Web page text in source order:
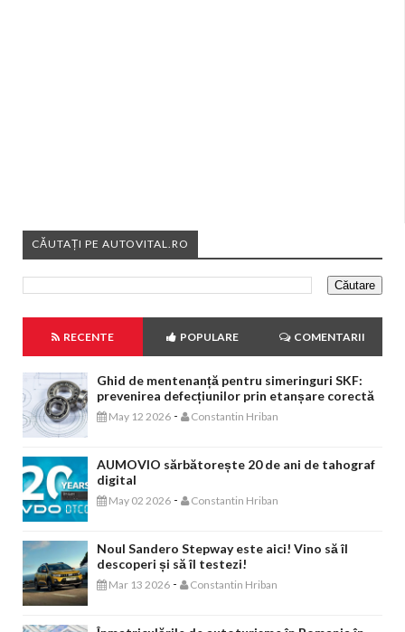
CĂUTAȚI PE AUTOVITAL.RO
RECENTE POPULARE COMENTARII
Ghid de mentenanță pentru simeringuri SKF:
prevenirea defecțiunilor prin etanșare corectă
May 12 2026 - Constantin Hriban
AUMOVIO sărbătorește 20 de ani de tahograf
digital
May 02 2026 - Constantin Hriban
Noul Sandero Stepway este aici! Vino să îl
descoperi și să îl testezi!
Mar 13 2026 - Constantin Hriban